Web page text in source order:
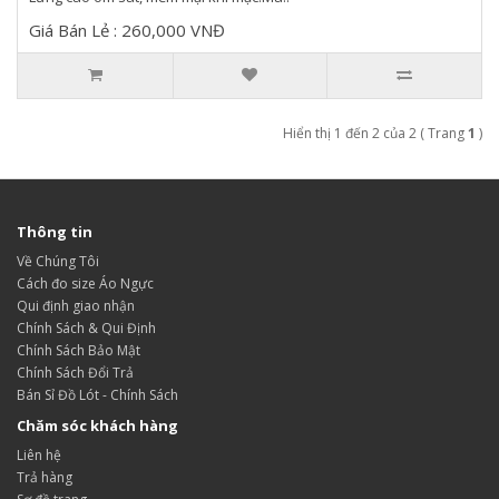
Giá Bán Lẻ : 260,000 VNĐ
Hiển thị 1 đến 2 của 2 ( Trang1 )
Thông tin
Về Chúng Tôi
Cách đo size Áo Ngực
Qui định giao nhận
Chính Sách & Qui Định
Chính Sách Bảo Mật
Chính Sách Đổi Trả
Bán Sỉ Đồ Lót - Chính Sách
Chăm sóc khách hàng
Liên hệ
Trả hàng